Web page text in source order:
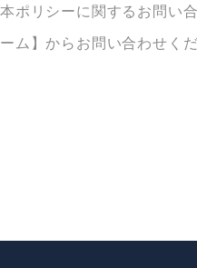
本ポリシーに関するお問い
ーム】からお問い合わせくだ